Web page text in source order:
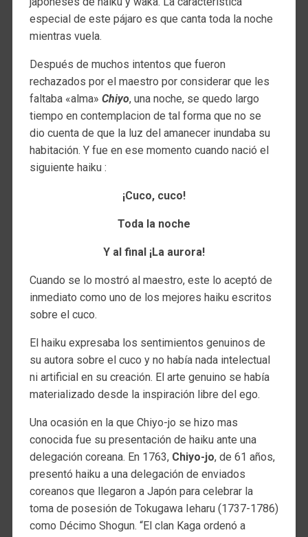
especial de este pájaro es que canta toda la noche
mientras vuela.
Después de muchos intentos que fueron
rechazados por el maestro por considerar que les
faltaba «alma» Chiyo, una noche, se quedo largo
tiempo en contemplacion de tal forma que no se
dio cuenta de que la luz del amanecer inundaba su
habitación. Y fue en ese momento cuando nació el
siguiente haiku :
¡Cuco, cuco!
Toda la noche
Y al final ¡La aurora!
Cuando se lo mostró al maestro, este lo aceptó de
inmediato como uno de los mejores haiku escritos
sobre el cuco.
El haiku expresaba los sentimientos genuinos de
su autora sobre el cuco y no había nada intelectual
ni artificial en su creación. El arte genuino se había
materializado desde la inspiración libre del ego.
Una ocasión en la que Chiyo-jo se hizo mas
conocida fue su presentación de haiku ante una
delegación coreana. En 1763, Chiyo-jo, de 61 años,
presentó haiku a una delegación de enviados
coreanos que llegaron a Japón para celebrar la
toma de posesión de Tokugawa Ieharu (1737-1786)
como Décimo Shogun. “El clan Kaga ordenó a